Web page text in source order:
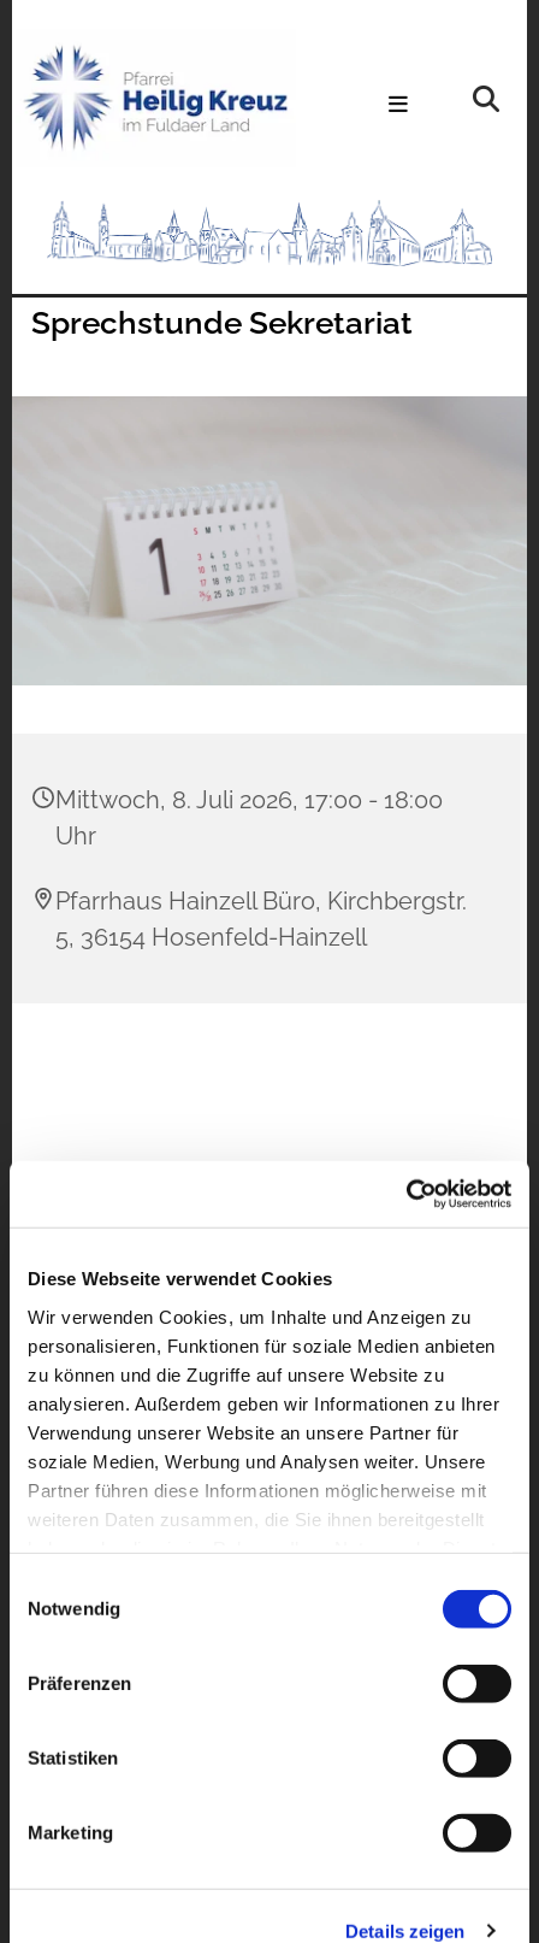
Diese Webseite verwendet Cookies
Wir verwenden Cookies, um Inhalte und Anzeigen zu
personalisieren, Funktionen für soziale Medien anbieten
zu können und die Zugriffe auf unsere Website zu
analysieren. Außerdem geben wir Informationen zu Ihrer
Verwendung unserer Website an unsere Partner für
soziale Medien, Werbung und Analysen weiter. Unsere
Partner führen diese Informationen möglicherweise mit
weiteren Daten zusammen, die Sie ihnen bereitgestellt
Notwendig
Präferenzen
Statistiken
Marketing
Details zeigen
Sprechstunde Sekretariat
Mittwoch, 8. Juli 2026, 17:00 - 18:00
Uhr
Pfarrhaus Hainzell Büro, Kirchbergstr.
5, 36154 Hosenfeld-Hainzell
Dies könnte Sie auch